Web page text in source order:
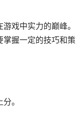
戏中实力的巅峰。
握一定的技巧和策
。